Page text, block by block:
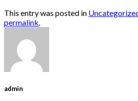
This entry was posted in
permalink
admin